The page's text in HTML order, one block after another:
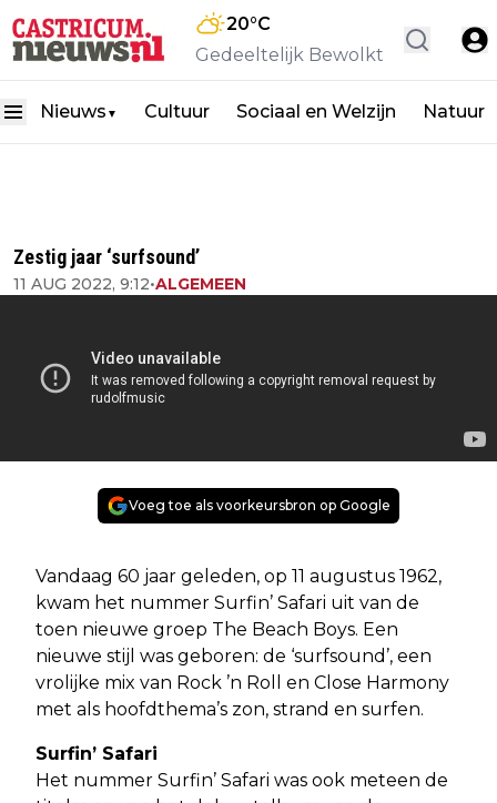
20°C
Gedeeltelijk Bewolkt
Nieuws ▼ Cultuur Sociaal en Welzijn Natuur
Zestig jaar ‘surfsound’
11 AUG 2022, 9:12•ALGEMEEN
Voeg toe als voorkeursbron op Google
Vandaag 60 jaar geleden, op 11 augustus 1962,
kwam het nummer Surfin’ Safari uit van de
toen nieuwe groep The Beach Boys. Een
nieuwe stijl was geboren: de ‘surfsound’, een
vrolijke mix van Rock ’n Roll en Close Harmony
met als hoofdthema’s zon, strand en surfen.
Surfin’ Safari
Het nummer Surfin’ Safari was ook meteen de